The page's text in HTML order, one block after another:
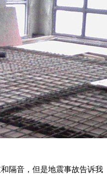
隔音，但是地震事故告诉我